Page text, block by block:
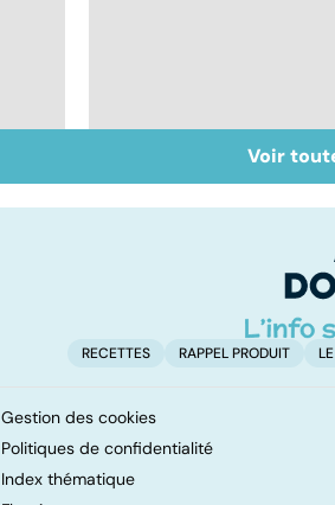
La greffe, du
prélèvement à la
Voir
RECETTES RAPPEL PRODUIT
Gestion des cookies
Politiques de confidentialité
Index thématique